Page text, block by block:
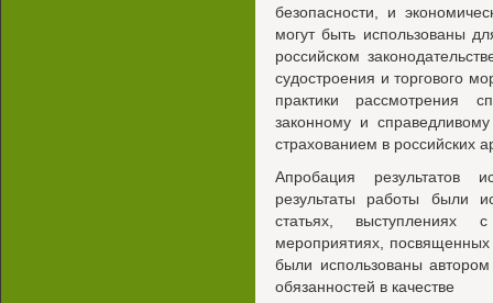
безопасности, и
могут быть использованы
российском
судостроения и торгового
практики рассмотрения
законному и
страхованием в российских
Апробация результатов
результаты работы были
статьях, выступлениях
мероприятиях,
были использованы
обязанностей в качестве